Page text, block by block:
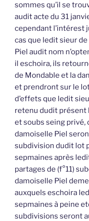
sommes qu’il se
audit acte du 31
cependant l’intérest
cas que ledit sieur
Piel audit nom
il eschoira, ils
de Mondable et la
et prendront sur le
d’effets que ledit
retenu dudit présent
et soubs seing
damoiselle Piel
subdivision dudit lot
sepmaines après
partages de (f°11)
damoiselle Piel
auxquels eschoira
sepmaines à peine
subdivisions seront